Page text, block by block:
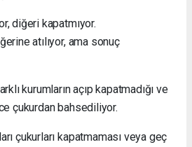
diğeri kapatmıyor.
atılıyor, ama sonuç
kurumların açıp kapatmadığı ve
çukurdan bahsediliyor.
çukurları kapatmaması veya geç